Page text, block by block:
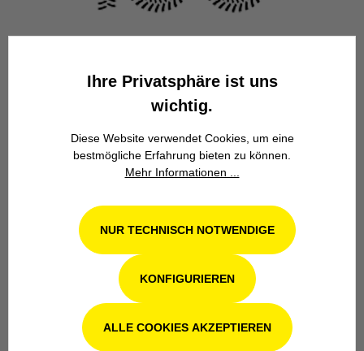
Wir stehen seit über 100 Jahren als
Familienbetrieb in 4. Generation für
Kompetenz, Innovation und
Werkstatt in Odenthal / Köln
Unsere Fachwerkstatt für Garten-, Forst-
und Landtechnik- Geräte in Odenthal bei
Köln steht Ihnen auch nach dem Kauf mit
Ihre Privatsphäre ist uns
wichtig.
Diese Website verwendet Cookies, um eine
bestmögliche Erfahrung bieten zu können.
Mehr Informationen ...
NUR TECHNISCH NOTWENDIGE
KONFIGURIEREN
ALLE COOKIES AKZEPTIEREN